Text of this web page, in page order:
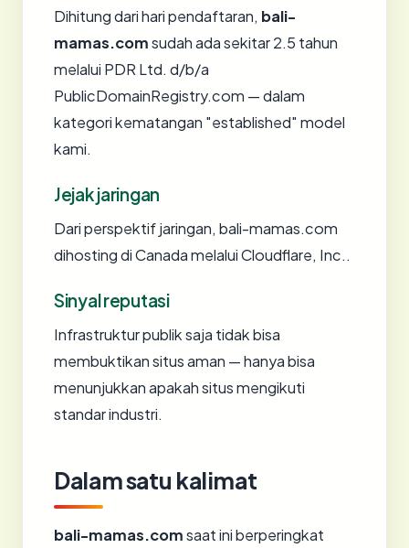
Dihitung dari hari pendaftaran, bali-
mamas.comsudah ada sekitar 2.5 tahun
melalui PDR Ltd. d/b/a
PublicDomainRegistry.com — dalam
kategori kematangan "established" model
kami.
Jejak jaringan
Dari perspektif jaringan, bali-mamas.com
dihosting di Canada melalui Cloudflare, Inc..
Sinyal reputasi
Infrastruktur publik saja tidak bisa
membuktikan situs aman — hanya bisa
menunjukkan apakah situs mengikuti
standar industri.
Dalam satu kalimat
bali-mamas.comsaat ini berperingkat